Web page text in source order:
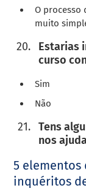
O processo
muito
Estarias
curso
Sim
Não
Tens
nos
5 elementos
inquéritos